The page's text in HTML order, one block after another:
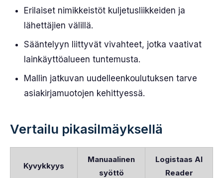
Erilaiset nimikkeistöt kuljetusliikkeiden ja
lähettäjien välillä.
Sääntelyyn liittyvät vivahteet, jotka vaativat
lainkäyttöalueen tuntemusta.
Mallin jatkuvan uudelleenkoulutuksen tarve
asiakirjamuotojen kehittyessä.
Vertailu pikasilmäyksellä
Kyvykkyys
Manuaalinen
syöttö
Logistaas AI
Reader